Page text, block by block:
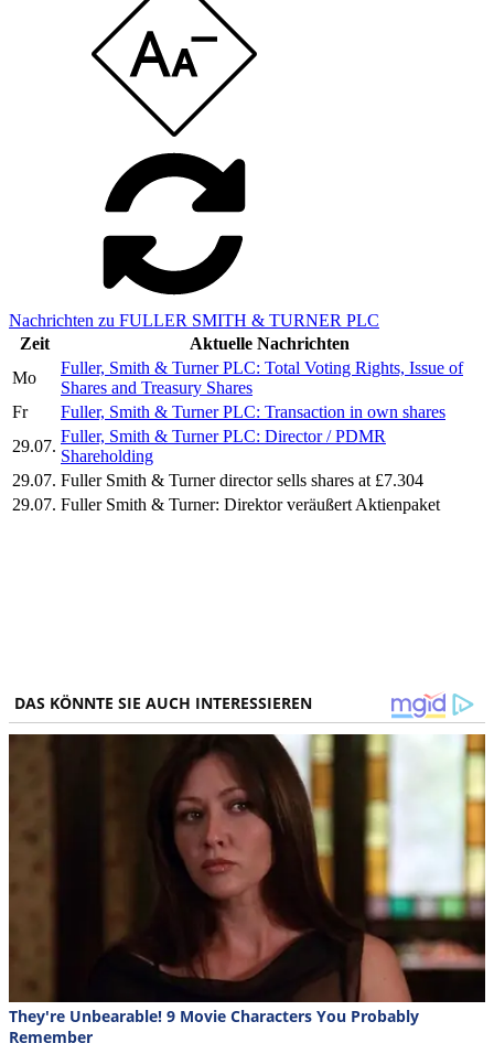
Nachrichten zu FULLER SMITH & TURNER PLC
Zeit
Aktuelle Nachrichten
Mo
Fuller, Smith & Turner PLC: Total Voting Rights, Issue of
Shares and Treasury Shares
Fr
Fuller, Smith & Turner PLC: Transaction in own shares
29.07.
Fuller, Smith & Turner PLC: Director / PDMR
Shareholding
29.07. Fuller Smith & Turner director sells shares at £7.304
29.07. Fuller Smith & Turner: Direktor veräußert Aktienpaket